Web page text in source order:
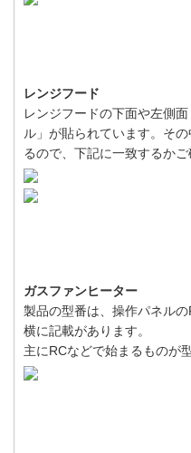
レンジフード
レンジフードの下面や左側
ル」が貼られています。そ
るので、下記に一致するかご
ガスファンヒーター
製品の型番は、操作パネル
横に記載があります。
主にRCなどで始まるものが